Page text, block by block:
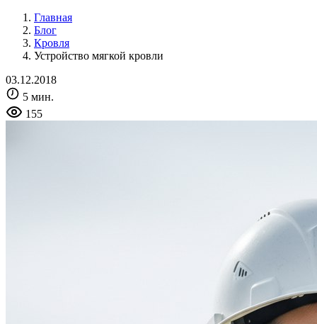
Главная
Блог
Кровля
Устройство мягкой кровли
03.12.2018
5 мин.
155